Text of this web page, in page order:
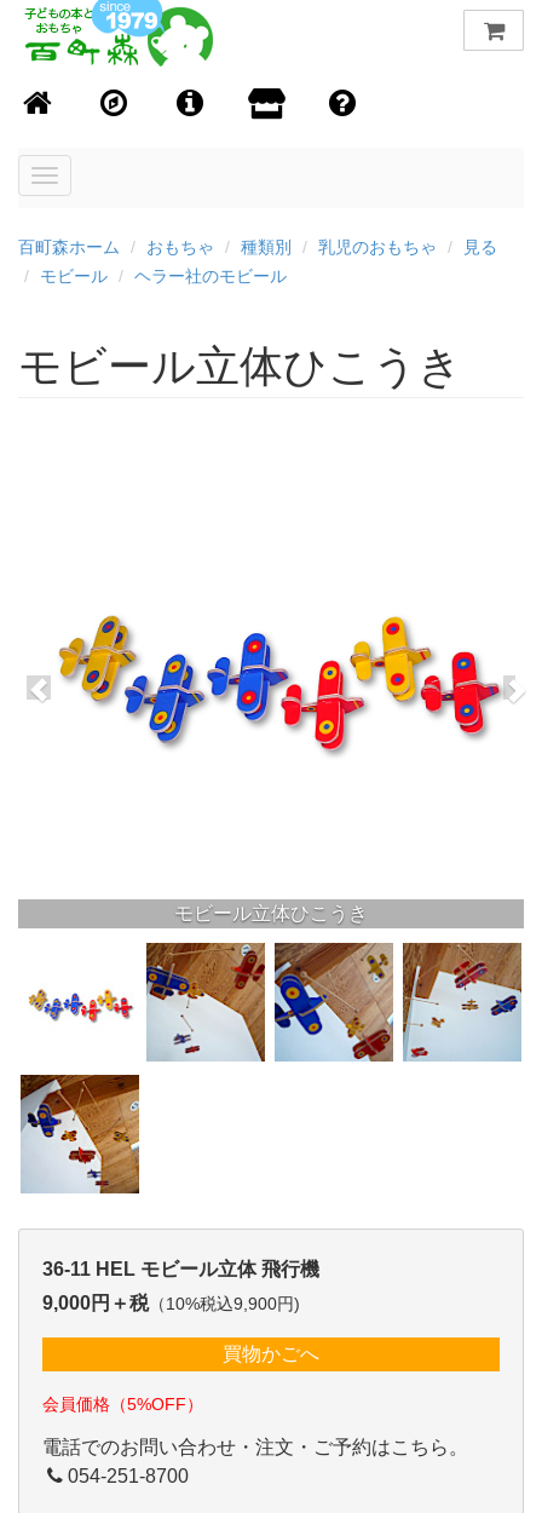
Toggle
百町森ホーム おもちゃ 種類別 乳児のおもちゃ
見る
モビール
ヘラー社のモビール
モビール立体ひこうき
モビール立体ひこうき
36-11 HEL モビール立体 飛行機
9,000円＋税（10%税込9,900円)
買物かごへ
会員価格（5%OFF）
電話でのお問い合わせ・注文・ご予約はこちら。
054-251-8700